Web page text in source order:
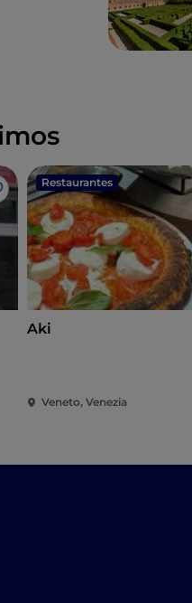
Restaurantes
Aki
Veneto, Venezia